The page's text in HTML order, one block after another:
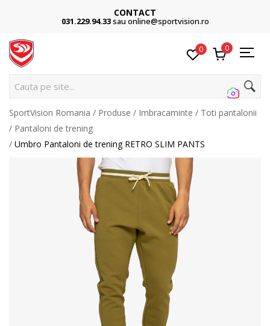
CONTACT
031.229.94.33sau online@sportvision.ro
0 0
Cauta pe site...
SportVision Romania Produse Imbracaminte
Toti pantalonii
Pantaloni de trening
Umbro Pantaloni de trening RETRO SLIM PANTS